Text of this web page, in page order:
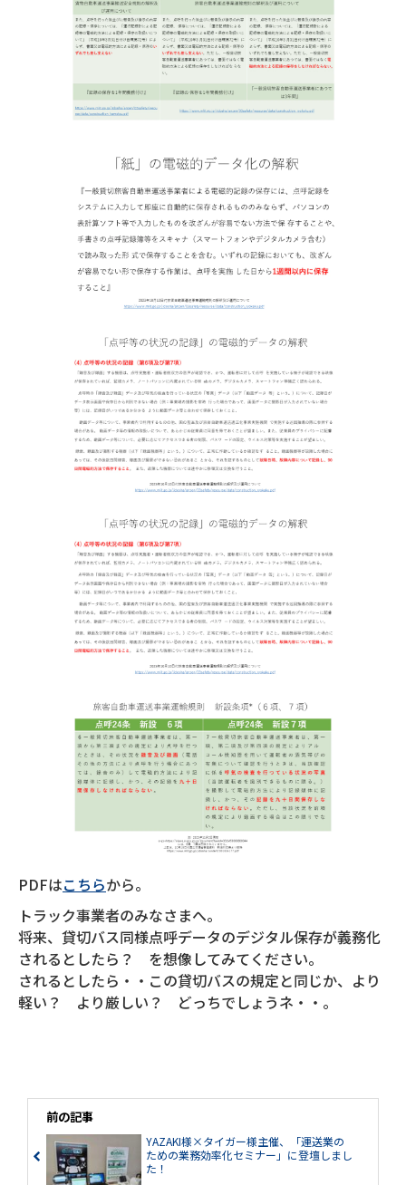
PDFはこちらから。
トラック事業者のみなさまへ。
将来、貸切バス同様点呼データのデジタル保存が義務化
されるとしたら？ を想像してみてください。
されるとしたら・・この貸切バスの規定と同じか、より
軽い？ より厳しい？ どっちでしょうネ・・。
前の記事
YAZAKI様×タイガー様主催、「運送業の
ための業務効率化セミナー」に登壇しまし
た！